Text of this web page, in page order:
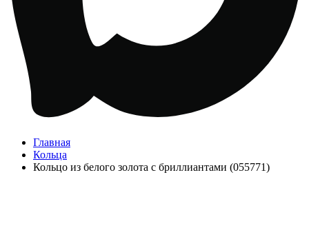
Главная
Кольца
Кольцо из белого золота с бриллиантами (055771)